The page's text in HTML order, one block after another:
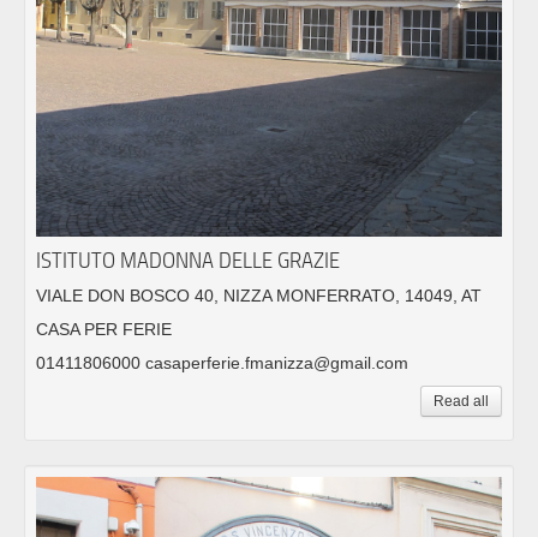
ISTITUTO MADONNA DELLE GRAZIE
VIALE DON BOSCO 40, NIZZA MONFERRATO, 14049, AT
CASA PER FERIE
01411806000 casaperferie.fmanizza@gmail.com
Read all